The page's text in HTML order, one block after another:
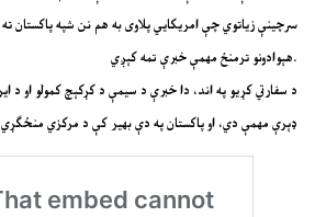
سرچینې زیاتوي چې امریکایي پلاوی به هم نن شپه پاکستان
هېوادونو ترمنځ مهمې خبرې تمه کېږي.
د سفارتي کړیو په اند، دا خبرې د سیمې د کړکېچ کمولو او د
ډېرې مهمې دي، او پاکستان په دې بهیر کې د مرکزي